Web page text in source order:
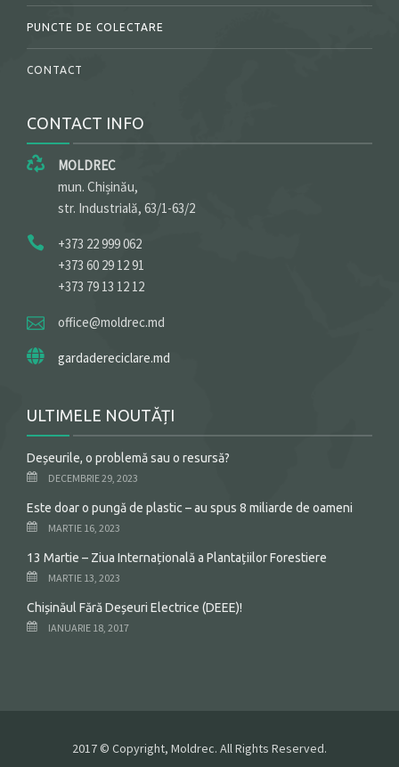
PUNCTE DE COLECTARE
CONTACT
CONTACT INFO
MOLDREC
mun. Chișinău,
str. Industrială, 63/1-63/2
+373 22 999 062
+373 60 29 12 91
+373 79 13 12 12
office@moldrec.md
gardadereciclare.md
ULTIMELE NOUTĂȚI
Deșeurile, o problemă sau o resursă?
DECEMBRIE 29, 2023
Este doar o pungă de plastic – au spus 8 miliarde de oameni
MARTIE 16, 2023
13 Martie – Ziua Internațională a Plantațiilor Forestiere
MARTIE 13, 2023
Chișinăul Fără Deșeuri Electrice (DEEE)!
IANUARIE 18, 2017
2017 © Copyright, Moldrec. All Rights Reserved.